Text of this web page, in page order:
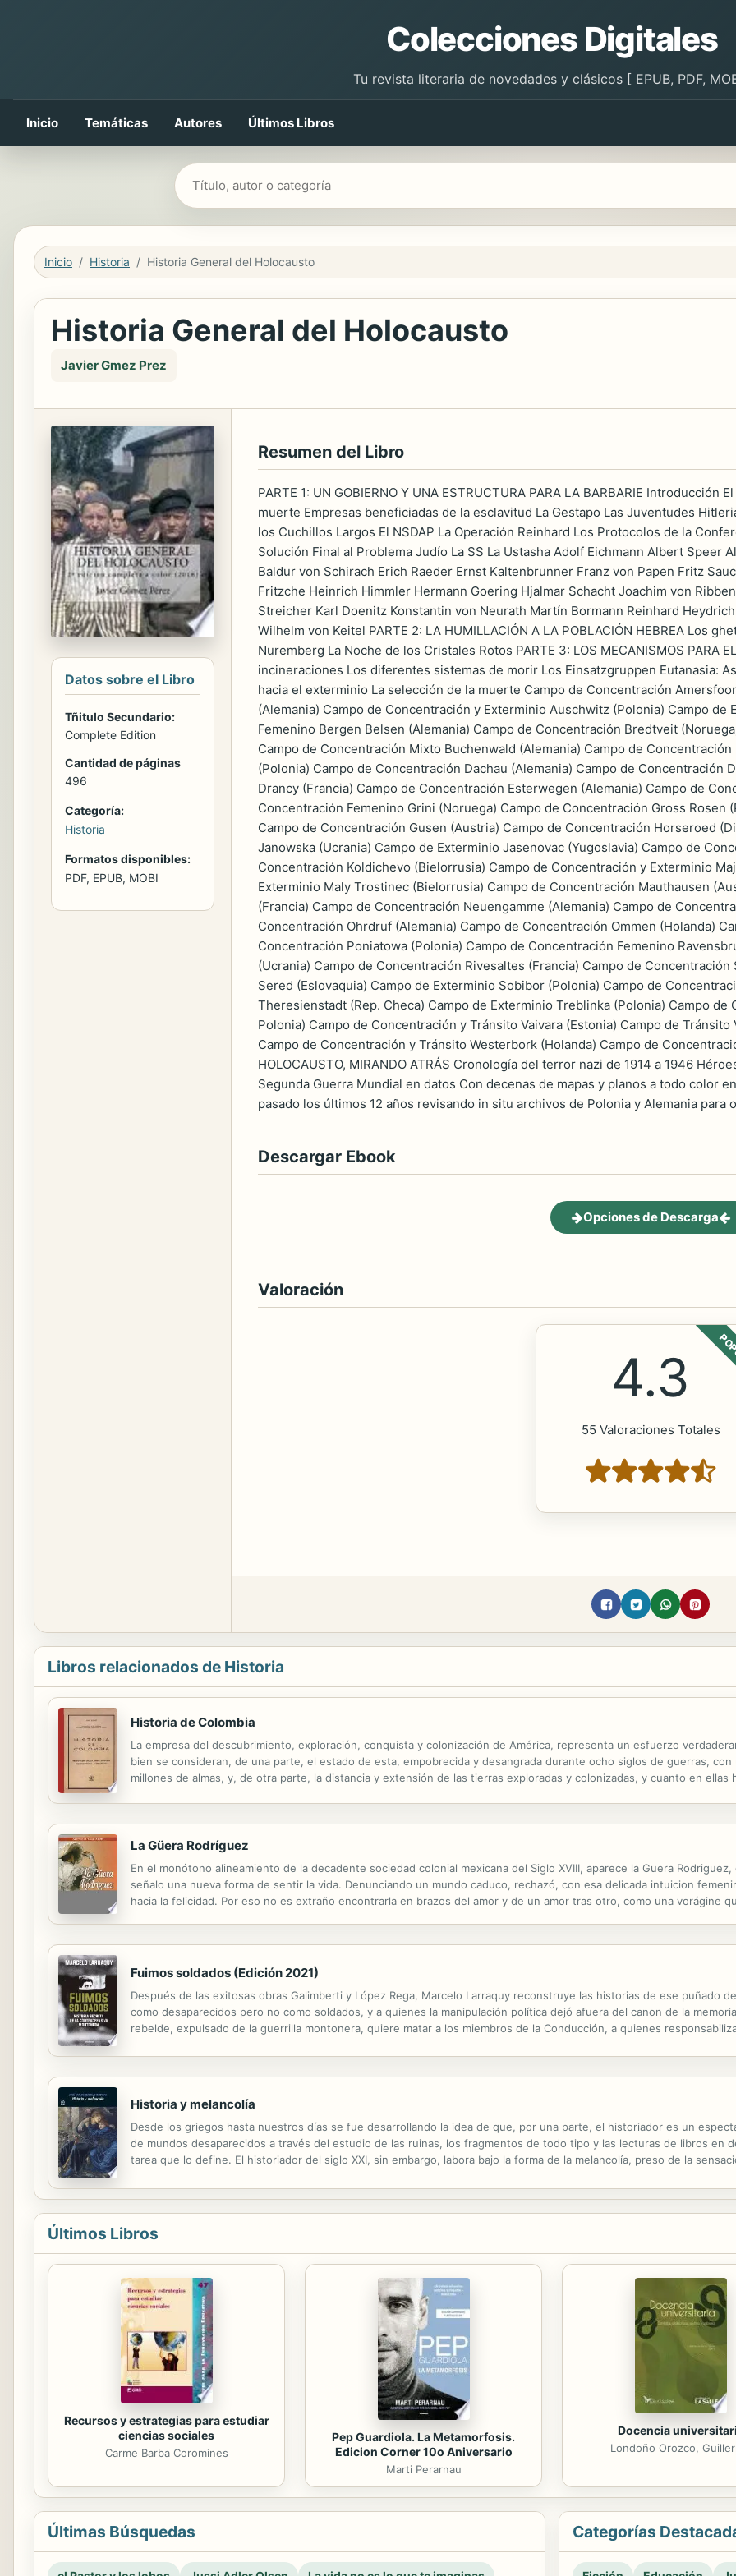
Colecciones Digitales
Tu revista literaria de novedades y clásicos [ EPUB, PDF,
Inicio Temáticas Autores Últimos Libros
Buscar libros
Inicio Historia Historia General del Holocausto
Historia General del Holocausto
Javier Gmez Prez
Datos sobre el Libro
Tñitulo Secundario:
Complete Edition
Cantidad de páginas
496
Categoría:
Historia
Formatos disponibles:
PDF, EPUB, MOBI
Resumen del Libro
PARTE 1: UN GOBIERNO Y UNA ESTRUCTURA PARA LA BARBARIE
muerte Empresas beneficiadas de la esclavitud La Gestapo Las Juventudes
los Cuchillos Largos El NSDAP La Operación Reinhard Los Protocolos de la
Solución Final al Problema Judío La SS La Ustasha Adolf Eichmann Albert
Baldur von Schirach Erich Raeder Ernst Kaltenbrunner Franz von Papen Fritz
Fritzche Heinrich Himmler Hermann Goering Hjalmar Schacht Joachim von
Streicher Karl Doenitz Konstantin von Neurath Martín Bormann Reinhard
Wilhelm von Keitel PARTE 2: LA HUMILLACIÓN A LA POBLACIÓN HEBREA Los
Nuremberg La Noche de los Cristales Rotos PARTE 3: LOS MECANISMOS PARA
incineraciones Los diferentes sistemas de morir Los Einsatzgruppen Eutanasia:
hacia el exterminio La selección de la muerte Campo de Concentración
(Alemania) Campo de Concentración y Exterminio Auschwitz (Polonia) Campo
Femenino Bergen Belsen (Alemania) Campo de Concentración Bredtveit
Campo de Concentración Mixto Buchenwald (Alemania) Campo de
(Polonia) Campo de Concentración Dachau (Alemania) Campo de Concentración
Drancy (Francia) Campo de Concentración Esterwegen (Alemania) Campo de
Concentración Femenino Grini (Noruega) Campo de Concentración Gross Rosen
Campo de Concentración Gusen (Austria) Campo de Concentración Horseroed
Janowska (Ucrania) Campo de Exterminio Jasenovac (Yugoslavia) Campo de
Concentración Koldichevo (Bielorrusia) Campo de Concentración y Exterminio
Exterminio Maly Trostinec (Bielorrusia) Campo de Concentración Mauthausen
(Francia) Campo de Concentración Neuengamme (Alemania) Campo de
Concentración Ohrdruf (Alemania) Campo de Concentración Ommen (Holanda)
Concentración Poniatowa (Polonia) Campo de Concentración Femenino
(Ucrania) Campo de Concentración Rivesaltes (Francia) Campo de
Sered (Eslovaquia) Campo de Exterminio Sobibor (Polonia) Campo de
Theresienstadt (Rep. Checa) Campo de Exterminio Treblinka (Polonia) Campo
Polonia) Campo de Concentración y Tránsito Vaivara (Estonia) Campo de
Campo de Concentración y Tránsito Westerbork (Holanda) Campo de
HOLOCAUSTO, MIRANDO ATRÁS Cronología del terror nazi de 1914 a 1946
Segunda Guerra Mundial en datos Con decenas de mapas y planos a todo color
pasado los últimos 12 años revisando in situ archivos de Polonia y Alemania
Descargar Ebook
Opciones de Descarga
Valoración
4.3
55 Valoraciones Totales
Libros relacionados de Historia
Historia de Colombia
La empresa del descubrimiento, exploración, conquista y colonización de América, representa un esfuerzo
bien se consideran, de una parte, el estado de esta, empobrecida y desangrada durante ocho siglos de guerras,
millones de almas, y, de otra parte, la distancia y extensión de las tierras exploradas y colonizadas, y cuanto en
La Güera Rodríguez
En el monótono alineamiento de la decadente sociedad colonial mexicana del Siglo XVIII, aparece la Guera
señalo una nueva forma de sentir la vida. Denunciando un mundo caduco, rechazó, con esa delicada intuicion
hacia la felicidad. Por eso no es extraño encontrarla en brazos del amor y de un amor tras otro, como una vorágine
Fuimos soldados (Edición 2021)
Después de las exitosas obras Galimberti y López Rega, Marcelo Larraquy reconstruye las historias de ese puñado
como desaparecidos pero no como soldados, y a quienes la manipulación política dejó afuera del canon de la
rebelde, expulsado de la guerrilla montonera, quiere matar a los miembros de la Conducción, a quienes
Historia y melancolía
Desde los griegos hasta nuestros días se fue desarrollando la idea de que, por una parte, el historiador es un
de mundos desaparecidos a través del estudio de las ruinas, los fragmentos de todo tipo y las lecturas de libros en
tarea que lo define. El historiador del siglo XXI, sin embargo, labora bajo la forma de la melancolía, preso de la
Últimos Libros
Recursos y estrategias para estudiar
ciencias sociales
Carme Barba Coromines
Pep Guardiola. La Metamorfosis.
Edicion Corner 10o Aniversario
Marti Perarnau
Docencia
Londoño Orozco,
Últimas Búsquedas Categorías